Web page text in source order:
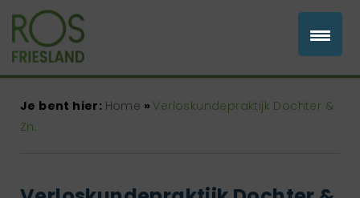
Je bent hier: Home »Verloskundepraktijk Dochter &
Zn.